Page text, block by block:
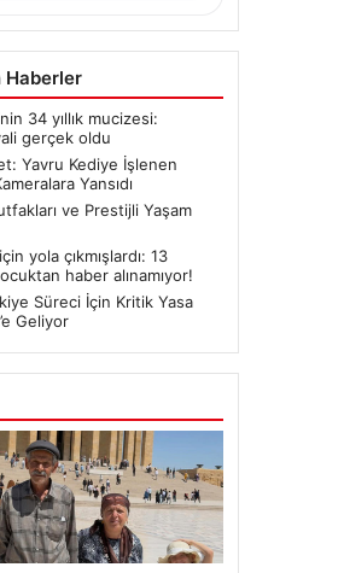
Haberler
34 yıllık mucizesi:
gerçek oldu
Yavru Kediye İşlenen
Yansıdı
ve Prestijli Yaşam
yola çıkmışlardı: 13
haber alınamıyor!
Süreci İçin Kritik Yasa
Geliyor